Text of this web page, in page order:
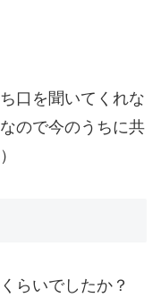
口を聞いてくれな
ので今のうちに共
らいでしたか？